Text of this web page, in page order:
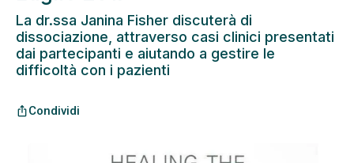
La dr.ssa Janina Fisher discuterà di
dissociazione, attraverso casi clinici presentati
dai partecipanti e aiutando a gestire le
difficoltà con i pazienti
ios_shareCondividi